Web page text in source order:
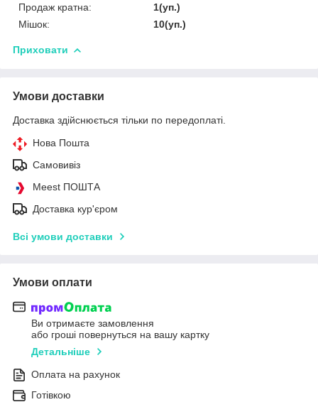
Продаж кратна:
1(уп.)
Мішок:
10(уп.)
Приховати
Умови доставки
Доставка здійснюється тільки по передоплаті.
Нова Пошта
Самовивіз
Meest ПОШТА
Доставка кур'єром
Всі умови доставки
Умови оплати
Ви отримаєте замовлення
або гроші повернуться на вашу картку
Детальніше
Оплата на рахунок
Готівкою